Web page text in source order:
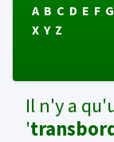
A B C D E F G
X Y Z
Il n'y a
'